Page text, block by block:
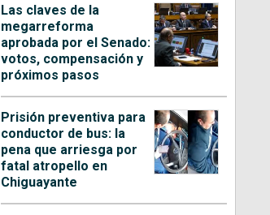
Las claves de la
megarreforma
aprobada por el Senado:
votos, compensación y
próximos pasos
Prisión preventiva para
conductor de bus: la
pena que arriesga por
fatal atropello en
Chiguayante